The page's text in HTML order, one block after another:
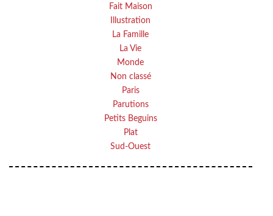
Fait Maison
Illustration
La Famille
La Vie
Monde
Non classé
Paris
Parutions
Petits Beguins
Plat
Sud-Ouest